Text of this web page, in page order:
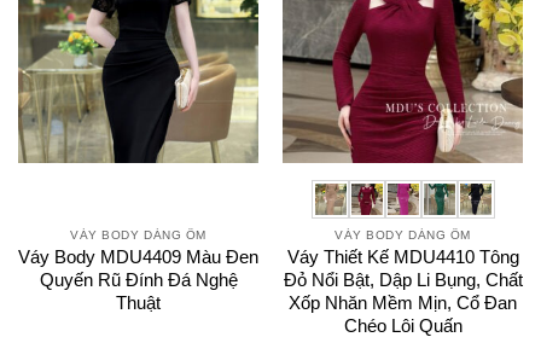
VÁY BODY DÁNG ÔM
Váy Body MDU4409 Màu Đen
Quyến Rũ Đính Đá Nghệ
Thuật
VÁY BODY DÁNG ÔM
Váy Thiết Kế MDU4410 Tông
Đỏ Nổi Bật, Dập Li Bụng, Chất
Xốp Nhăn Mềm Mịn, Cổ Đan
Chéo Lôi Quấn